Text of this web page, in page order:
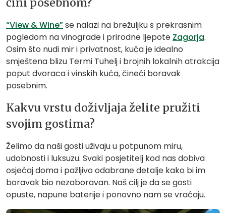
čini posebnom?
“View & Wine”se nalazi na brežuljku s prekrasnim
pogledom na vinograde i prirodne ljepote Zagorja.
Osim što nudi mir i privatnost, kuća je idealno
smještena blizu Termi Tuhelj i brojnih lokalnih atrakcija
poput dvoraca i vinskih kuća, čineći boravak
posebnim.
Kakvu vrstu doživljaja želite pružiti
svojim gostima?
Želimo da naši gosti uživaju u potpunom miru,
udobnosti i luksuzu. Svaki posjetitelj kod nas dobiva
osjećaj doma i pažljivo odabrane detalje kako bi im
boravak bio nezaboravan. Naš cilj je da se gosti
opuste, napune baterije i ponovno nam se vraćaju.